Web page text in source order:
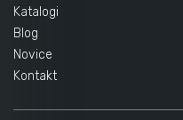
Katalogi
Blog
Novice
Kontakt